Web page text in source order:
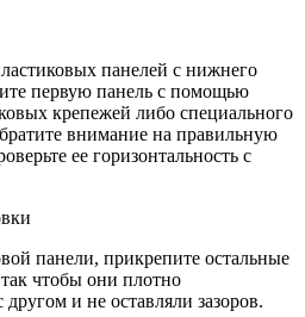
панелей с нижнего
первую панель с помощью
крепежей либо специального
внимание на правильную
ее горизонтальность с
панели, прикрепите остальные
чтобы они плотно
другом и не оставляли зазоров.